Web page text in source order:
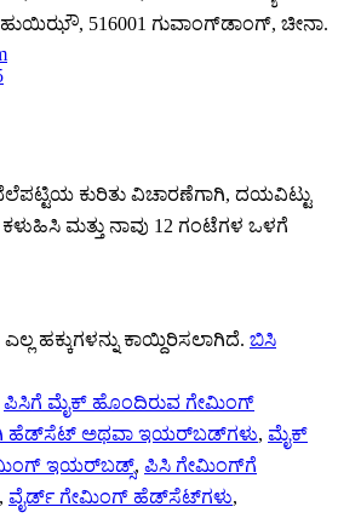
516001 ಗುವಾಂಗ್‌ಡಾಂಗ್, ಚೀನಾ.
ಕುರಿತು ವಿಚಾರಣೆಗಾಗಿ, ದಯವಿಟ್ಟು
ಮತ್ತು ನಾವು 12 ಗಂಟೆಗಳ ಒಳಗೆ
ಎಲ್ಲ ಹಕ್ಕುಗಳನ್ನು ಕಾಯ್ದಿರಿಸಲಾಗಿದೆ. ಬಿಸಿ
ಪಿಸಿಗೆ ಮೈಕ್ ಹೊಂದಿರುವ ಗೇಮಿಂಗ್
ಹೆಡ್‌ಸೆಟ್ ಅಥವಾ ಇಯರ್‌ಬಡ್‌ಗಳು, ಮೈಕ್
ಇಯರ್‌ಬಡ್ಸ್, ಪಿಸಿ ಗೇಮಿಂಗ್‌ಗೆ
, ವೈರ್ಡ್ ಗೇಮಿಂಗ್ ಹೆಡ್‌ಸೆಟ್‌ಗಳು,